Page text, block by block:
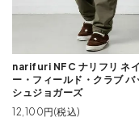
narifuri NFC ナリフリ ネ
ー・フィールド・クラブ バ
シュジョガーズ
12,100円(税込)